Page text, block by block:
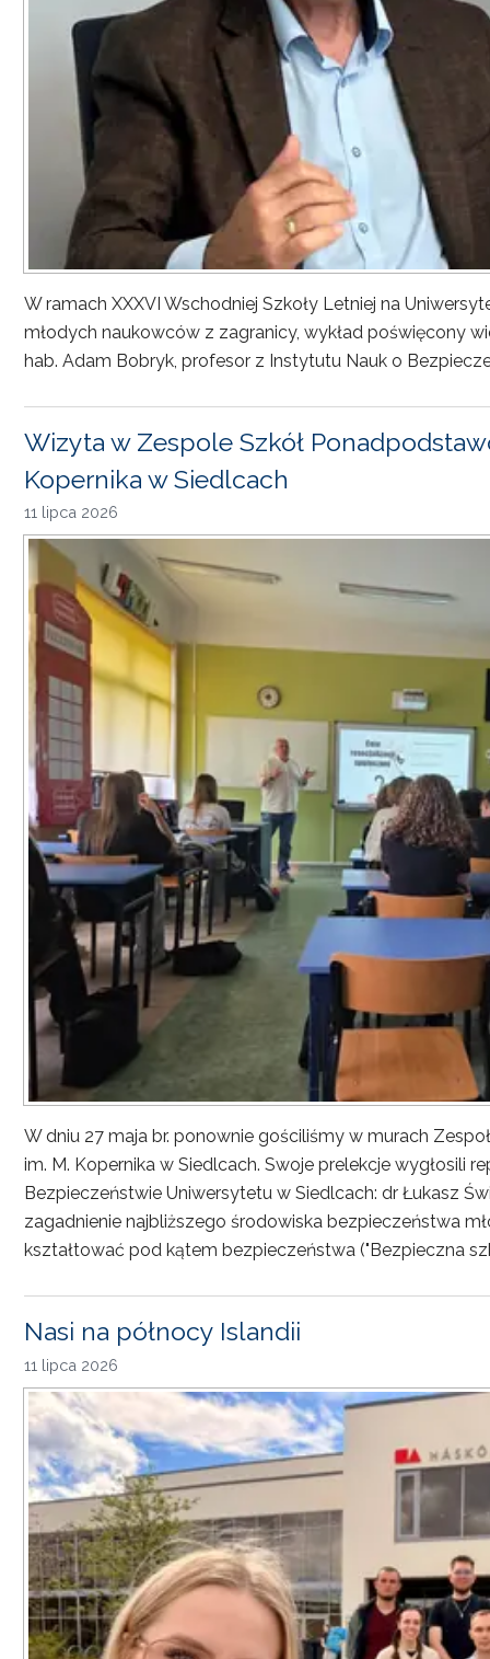
W ramach XXXVI Wschodniej Szkoły Letniej na
młodych naukowców z zagranicy, wykład poświęcony
hab. Adam Bobryk, profesor z Instytutu Nauk o
Wizyta w Zespole Szkół
Kopernika w Siedlcach
11 lipca 2026
W dniu 27 maja br. ponownie gościliśmy w murach
im. M. Kopernika w Siedlcach. Swoje prelekcje wygłosili
Bezpieczeństwie Uniwersytetu w Siedlcach: dr Łukasz
zagadnienie najbliższego środowiska bezpieczeństwa
kształtować pod kątem bezpieczeństwa ("Bezpieczna
Nasi na północy Islandii
11 lipca 2026